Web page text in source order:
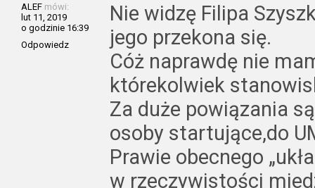
ALEF mówi:
lut 11, 2019
o godzinie 16:39
Odpowiedz
Nie widzę Filipa
jego przekona się.
Cóż naprawdę nie
którekolwiek
Za duże powiązania
osoby startujące,do
Prawie obecnego
w rzeczywistości